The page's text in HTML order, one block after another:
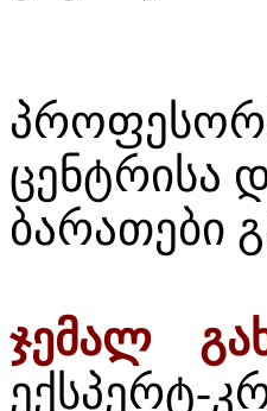
ცენტრისა
ბარათები
ჯემალ